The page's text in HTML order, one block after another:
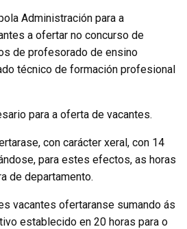
Administración para a
a ofertar no concurso de
de profesorado de ensino
técnico de formación profesional
para a oferta de vacantes.
con carácter xeral, con 14
para estes efectos, as horas
de departamento.
vacantes ofertaranse sumando ás
establecido en 20 horas para o